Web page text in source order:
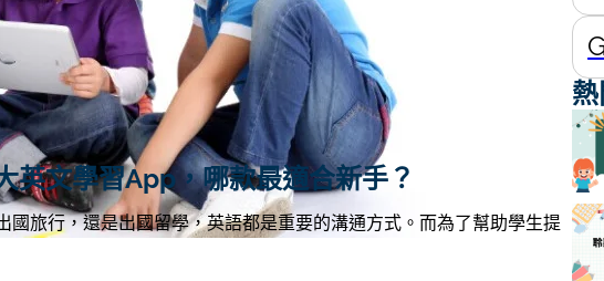
英文學習App，哪款最適合新手？
國旅行，還是出國留學，英語都是重要的溝通方式。而為了幫助學生提